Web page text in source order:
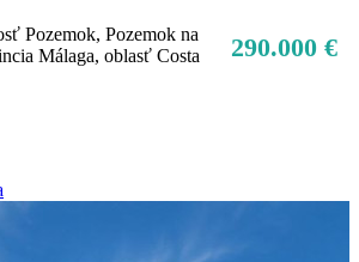
290.000 €
Pozemok, Pozemok na
Málaga, oblasť Costa